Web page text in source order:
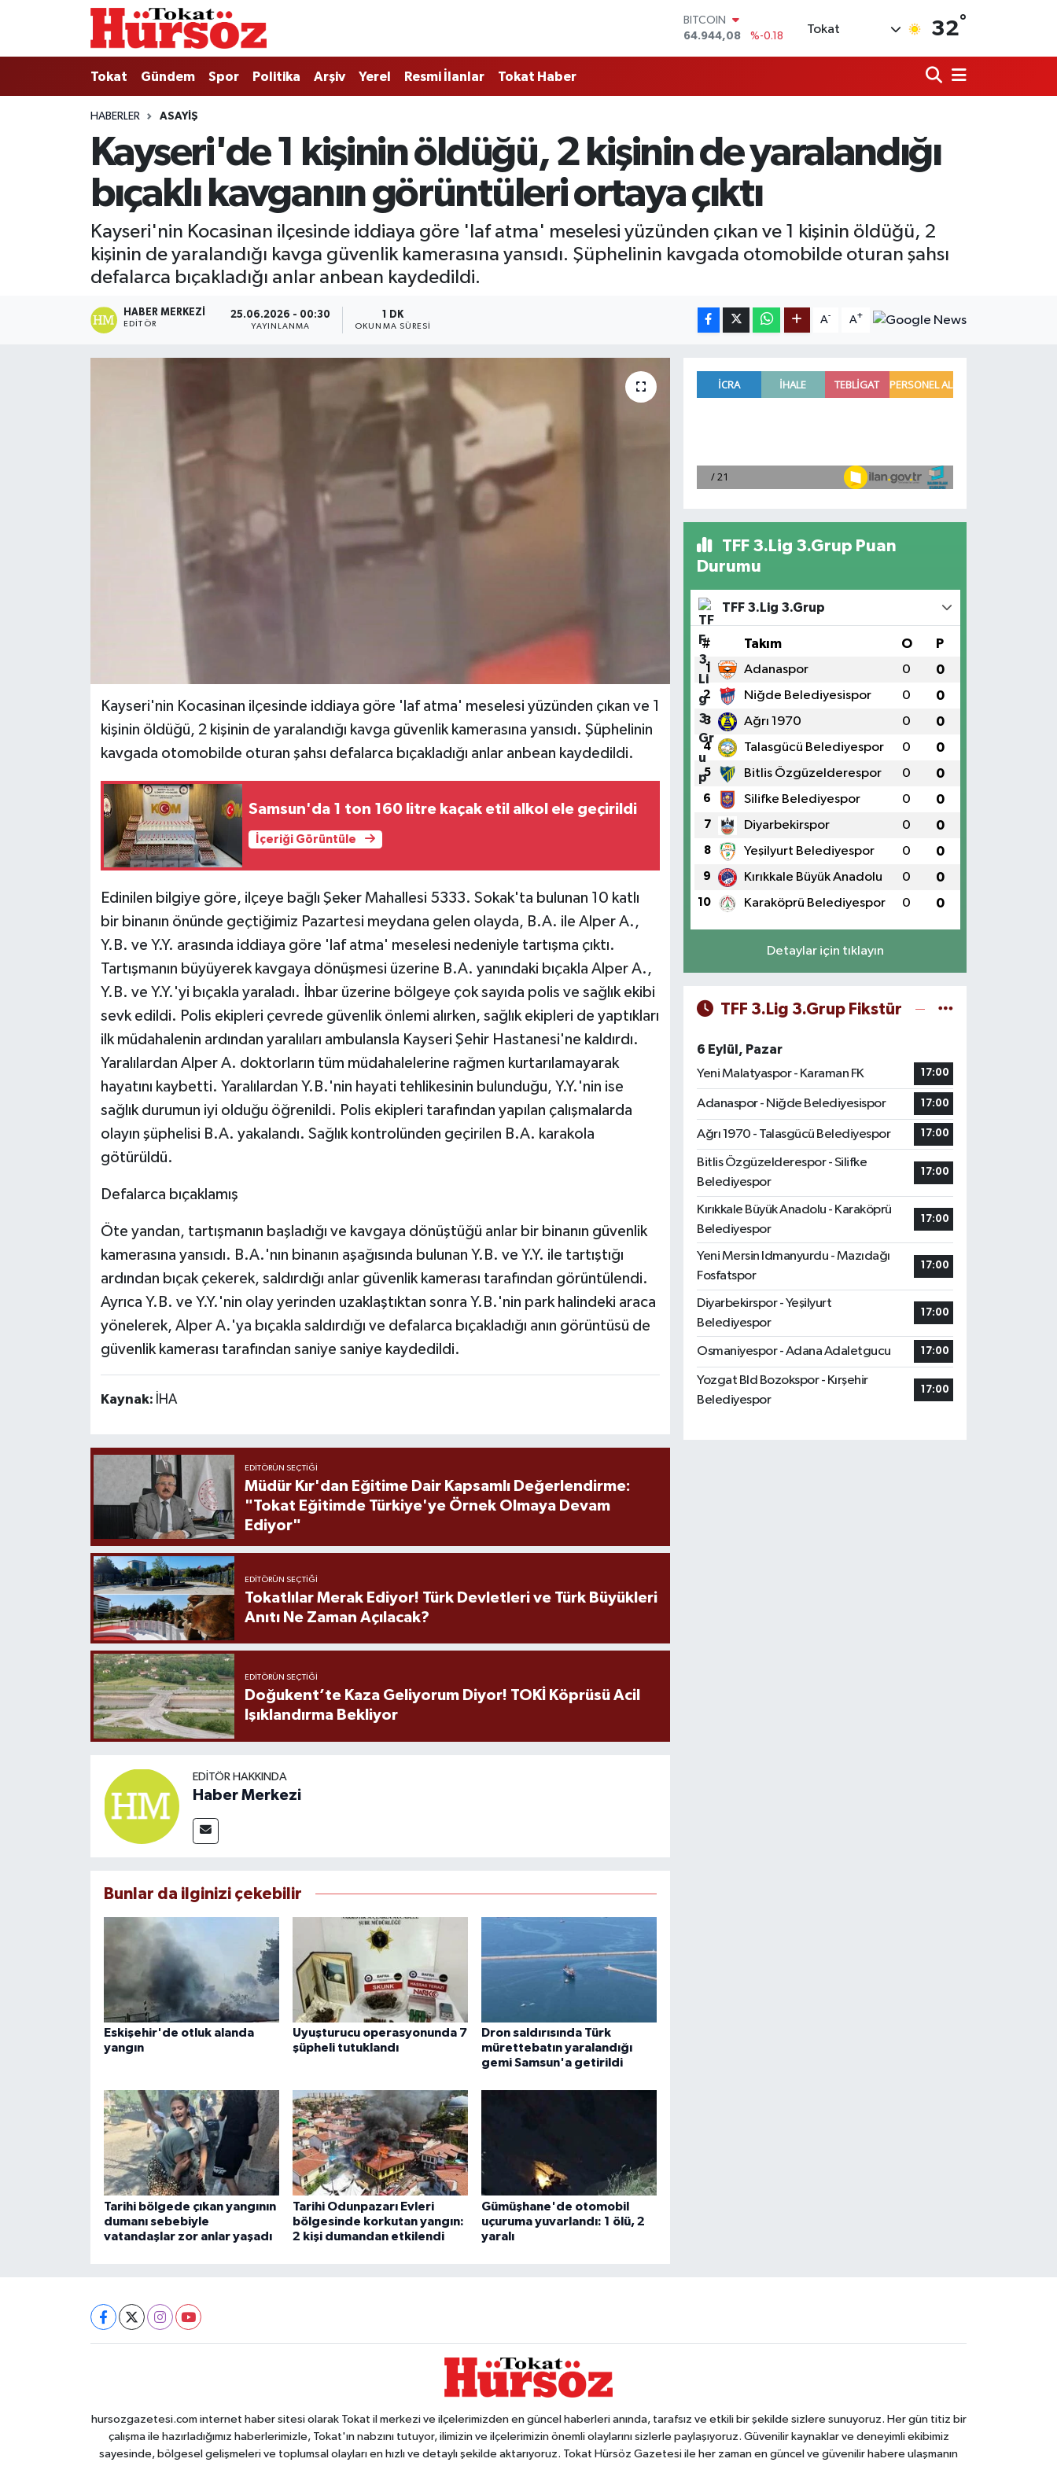
BITCOIN
64.944,08
%-0.18
GRAM ALTIN
6660.55
%0.03
13.779
%-14
Tokat 32°
Tokat Gündem Spor Politika Arşiv Yerel Resmi İlanlar Tokat Haber
HABERLER ASAYIŞ
Kayseri'de 1 kişinin öldüğü, 2 kişinin de yaralandığı
bıçaklı kavganın görüntüleri ortaya çıktı
Kayseri'nin Kocasinan ilçesinde iddiaya göre 'laf atma' meselesi yüzünden çıkan ve 1 kişinin öldüğü, 2
kişinin de yaralandığı kavga güvenlik kamerasına yansıdı. Şüphelinin kavgada otomobilde oturan şahsı
defalarca bıçakladığı anlar anbean kaydedildi.
HABER MERKEZI
EDITÖR
25.06.2026 - 00:30
YAYINLANMA
1 DK
OKUNMA SÜRESI
A- A+
Kayseri'nin Kocasinan ilçesinde iddiaya göre 'laf atma' meselesi yüzünden çıkan ve 1
kişinin öldüğü, 2 kişinin de yaralandığı kavga güvenlik kamerasına yansıdı. Şüphelinin
kavgada otomobilde oturan şahsı defalarca bıçakladığı anlar anbean kaydedildi.
Samsun'da 1 ton 160 litre kaçak etil alkol ele geçirildi
İçeriği Görüntüle
Edinilen bilgiye göre, ilçeye bağlı Şeker Mahallesi 5333. Sokak'ta bulunan 10 katlı
bir binanın önünde geçtiğimiz Pazartesi meydana gelen olayda, B.A. ile Alper A.,
Y.B. ve Y.Y. arasında iddiaya göre 'laf atma' meselesi nedeniyle tartışma çıktı.
Tartışmanın büyüyerek kavgaya dönüşmesi üzerine B.A. yanındaki bıçakla Alper A.,
Y.B. ve Y.Y.'yi bıçakla yaraladı. İhbar üzerine bölgeye çok sayıda polis ve sağlık ekibi
sevk edildi. Polis ekipleri çevrede güvenlik önlemi alırken, sağlık ekipleri de yaptıkları
ilk müdahalenin ardından yaralıları ambulansla Kayseri Şehir Hastanesi'ne kaldırdı.
Yaralılardan Alper A. doktorların tüm müdahalelerine rağmen kurtarılamayarak
hayatını kaybetti. Yaralılardan Y.B.'nin hayati tehlikesinin bulunduğu, Y.Y.'nin ise
sağlık durumun iyi olduğu öğrenildi. Polis ekipleri tarafından yapılan çalışmalarda
olayın şüphelisi B.A. yakalandı. Sağlık kontrolünden geçirilen B.A. karakola
götürüldü.
Defalarca bıçaklamış
Öte yandan, tartışmanın başladığı ve kavgaya dönüştüğü anlar bir binanın güvenlik
kamerasına yansıdı. B.A.'nın binanın aşağısında bulunan Y.B. ve Y.Y. ile tartıştığı
ardından bıçak çekerek, saldırdığı anlar güvenlik kamerası tarafından görüntülendi.
Ayrıca Y.B. ve Y.Y.'nin olay yerinden uzaklaştıktan sonra Y.B.'nin park halindeki araca
yönelerek, Alper A.'ya bıçakla saldırdığı ve defalarca bıçakladığı anın görüntüsü de
güvenlik kamerası tarafından saniye saniye kaydedildi.
Kaynak: İHA
EDITÖRÜN SEÇTIĞI
Müdür Kır'dan Eğitime Dair Kapsamlı Değerlendirme:
"Tokat Eğitimde Türkiye'ye Örnek Olmaya Devam
Ediyor"
EDITÖRÜN SEÇTIĞI
Tokatlılar Merak Ediyor! Türk Devletleri ve Türk Büyükleri
Anıtı Ne Zaman Açılacak?
EDITÖRÜN SEÇTIĞI
Doğukent’te Kaza Geliyorum Diyor! TOKİ Köprüsü Acil
Işıklandırma Bekliyor
EDITÖR HAKKINDA
Haber Merkezi
Bunlar da ilginizi çekebilir
Eskişehir'de otluk alanda
yangın
Uyuşturucu operasyonunda 7
şüpheli tutuklandı
Dron saldırısında Türk
mürettebatın yaralandığı
gemi Samsun'a getirildi
Tarihi bölgede çıkan yangının
dumanı sebebiyle
vatandaşlar zor anlar yaşadı
Tarihi Odunpazarı Evleri
bölgesinde korkutan yangın:
2 kişi dumandan etkilendi
Gümüşhane'de otomobil
uçuruma yuvarlandı: 1 ölü, 2
yaralı
TFF 3.Lig 3.Grup Puan
Durumu
TFF 3.Lig 3.Grup
# Takım O P
1 Adanaspor 0 0
2 Niğde Belediyesispor 0 0
3 Ağrı 1970 0 0
4 Talasgücü Belediyespor 0 0
5 Bitlis Özgüzelderespor 0 0
6 Silifke Belediyespor 0 0
7 Diyarbekirspor 0 0
8 Yeşilyurt Belediyespor 0 0
9 Kırıkkale Büyük Anadolu 0 0
10 Karaköprü Belediyespor 0 0
Detaylar için tıklayın
TFF 3.Lig 3.Grup Fikstür
6 Eylül, Pazar
Yeni Malatyaspor - Karaman FK
17:00
Adanaspor - Niğde Belediyesispor 17:00
Ağrı 1970 - Talasgücü Belediyespor 17:00
Bitlis Özgüzelderespor - Silifke
Belediyespor
17:00
Kırıkkale Büyük Anadolu - Karaköprü
Belediyespor
17:00
Yeni Mersin Idmanyurdu - Mazıdağı
Fosfatspor
17:00
Diyarbekirspor - Yeşilyurt
Belediyespor
17:00
Osmaniyespor - Adana Adaletgucu 17:00
Yozgat Bld Bozokspor - Kırşehir
Belediyespor
17:00
hursozgazetesi.com internet haber sitesi olarak Tokat il merkezi ve ilçelerimizden en güncel haberleri anında, tarafsız ve etkili bir şekilde sizlere sunuyoruz. Her gün titiz bir
çalışma ile hazırladığımız haberlerimizle, Tokat'ın nabzını tutuyor, ilimizin ve ilçelerimizin önemli olaylarını sizlerle paylaşıyoruz. Güvenilir kaynaklar ve deneyimli ekibimiz
sayesinde, bölgesel gelişmeleri ve toplumsal olayları en hızlı ve detaylı şekilde aktarıyoruz. Tokat Hürsöz Gazetesi ile her zaman en güncel ve güvenilir habere ulaşmanın
Tokat
Türkiye Gündemi
Gündem
Politika
Nöbetçi Eczaneler
Hava Durumu
Tokat Namaz Vakitleri
Trafik Durumu
Tüm Manşetler